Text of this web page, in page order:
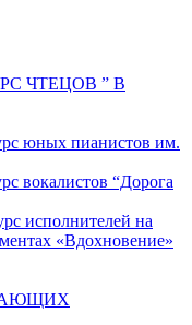
ЧТЕЦОВ ” В
юных пианистов им.
вокалистов “Дорога
исполнителей на
«Вдохновение»